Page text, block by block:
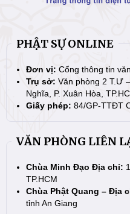
PHẬT SỰ ONLINE
Đơn vị: Cổng thông tin
Trụ sở: Văn phòng 2 T.Ư
Nghĩa, P. Xuân Hòa,
Giấy phép: 84/GP-TTĐT
VĂN PHÒNG LIÊN
Chùa Minh Đạo Địa chỉ:
TP.HCM
Chùa Phật Quang – Địa
tỉnh An Giang